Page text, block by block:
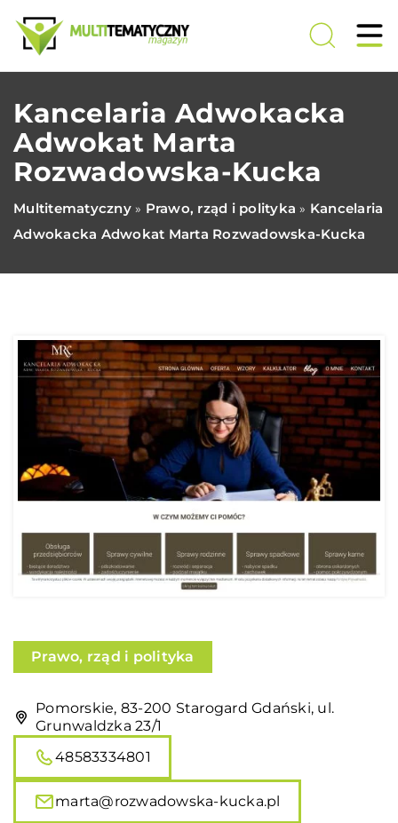
Kancelaria Adwokacka
Adwokat Marta
Rozwadowska-Kucka
Multitematyczny» Prawo, rząd i polityka » Kancelaria
Adwokacka Adwokat Marta Rozwadowska-Kucka
Prawo, rząd i polityka
Pomorskie, 83-200 Starogard Gdański, ul.
Grunwaldzka 23/1
48583334801
marta@rozwadowska-kucka.pl